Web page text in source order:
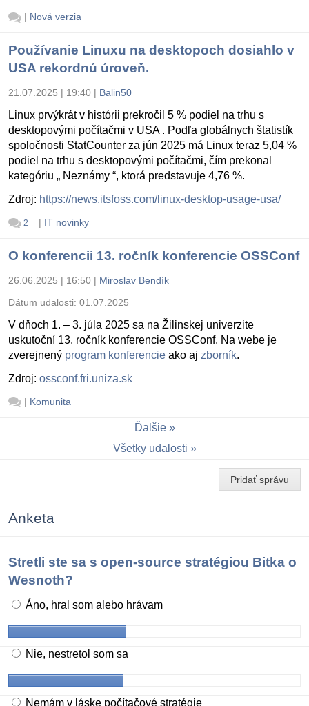
| Nová verzia
Používanie Linuxu na desktopoch dosiahlo v
USA rekordnú úroveň.
21.07.2025 | 19:40 | Balin50
Linux prvýkrát v histórii prekročil 5 % podiel na trhu s
desktopovými počítačmi v USA . Podľa globálnych štatistík
spoločnosti StatCounter za jún 2025 má Linux teraz 5,04 %
podiel na trhu s desktopovými počítačmi, čím prekonal
kategóriu „ Neznámy “, ktorá predstavuje 4,76 %.
Zdroj: https://news.itsfoss.com/linux-desktop-usage-usa/
2 | IT novinky
O konferencii 13. ročník konferencie OSSConf
26.06.2025 | 16:50 | Miroslav Bendík
Dátum udalosti: 01.07.2025
V dňoch 1. – 3. júla 2025 sa na Žilinskej univerzite
uskutoční 13. ročník konferencie OSSConf. Na webe je
zverejnený program konferencie ako aj zborník.
Zdroj: ossconf.fri.uniza.sk
| Komunita
Ďalšie
Všetky udalosti
Pridať správu
Anketa
Stretli ste sa s open-source stratégiou Bitka o
Wesnoth?
Áno, hral som alebo hrávam
Nie, nestretol som sa
Nemám v láske počítačové stratégie